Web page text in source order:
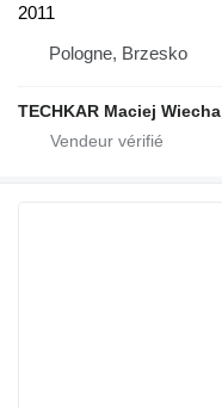
2011
Pologne, Brzesko
TECHKAR Maciej Wiecha